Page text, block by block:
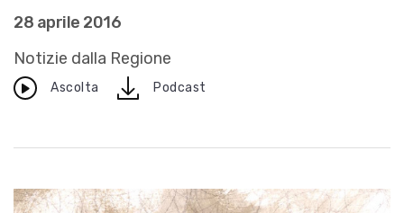
28 aprile 2016
Notizie dalla Regione
Ascolta downloadPodcast